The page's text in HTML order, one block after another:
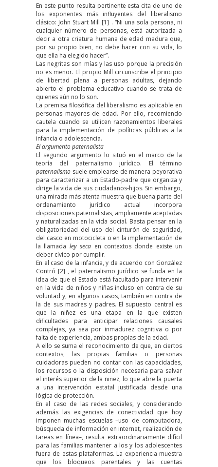
En este punto resulta pertinente esta cita de uno de
los exponentes más influyentes del liberalismo
clásico: John Stuart Mill [1] . “Ni una sola persona, ni
cualquier número de personas, está autorizada a
decir a otra criatura humana de edad madura que,
por su propio bien, no debe hacer con su vida, lo
que ella ha elegido hacer”.
Las negritas son mías y las uso porque la precisión
no es menor. El propio Mill circunscribe el principio
de libertad plena a personas adultas, dejando
abierto el problema educativo cuando se trata de
quienes aún no lo son.
La premisa filosófica del liberalismo es aplicable en
personas mayores de edad. Por ello, recomiendo
cautela cuando se utilicen razonamientos liberales
para la implementación de políticas públicas a la
infancia o adolescencia.
El argumento paternalista
El segundo argumento lo situó en el marco de la
teoría del paternalismo jurídico. El término
paternalismo suele emplearse de manera peyorativa
para caracterizar a un Estado-padre que organiza y
dirige la vida de sus ciudadanos-hijos. Sin embargo,
una mirada más atenta muestra que buena parte del
ordenamiento jurídico actual incorpora
disposiciones paternalistas, ampliamente aceptadas
y naturalizadas en la vida social. Basta pensar en la
obligatoriedad del uso del cinturón de seguridad,
del casco en motocicleta o en la implementación de
la llamada ley seca en contextos donde existe un
deber cívico por cumplir.
En el caso de la infancia, y de acuerdo con González
Contró [2] , el paternalismo jurídico se funda en la
idea de que el Estado está facultado para intervenir
en la vida de niños y niñas incluso en contra de su
voluntad y, en algunos casos, también en contra de
la de sus madres y padres. El supuesto central es
que la niñez es una etapa en la que existen
dificultades para anticipar relaciones causales
complejas, ya sea por inmadurez cognitiva o por
falta de experiencia, ambas propias de la edad.
A ello se suma el reconocimiento de que, en ciertos
contextos, las propias familias o personas
cuidadoras pueden no contar con las capacidades,
los recursos o la disposición necesaria para salvar
el interés superior de la niñez, lo que abre la puerta
a una intervención estatal justificada desde una
lógica de protección.
En el caso de las redes sociales, y considerando
además las exigencias de conectividad que hoy
imponen muchas escuelas –uso de computadora,
búsqueda de información en internet, realización de
tareas en línea–, resulta extraordinariamente difícil
para las familias mantener a los y los adolescentes
fuera de estas plataformas. La experiencia muestra
que los bloqueos parentales y las cuentas